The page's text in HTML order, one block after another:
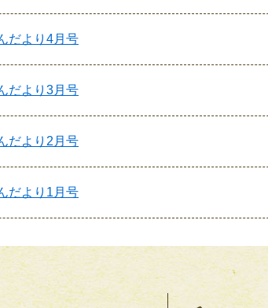
だより4月号
だより3月号
だより2月号
だより1月号